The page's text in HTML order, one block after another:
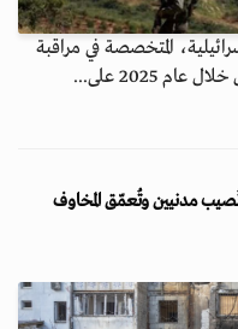
المتخصصة في مراقبة
2025 على...
تُصيب مدنيين وتُعمّق المخاوف